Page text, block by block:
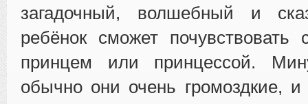
загадочный, волшебный и
ребёнок сможет почувствовать
принцем или принцессой.
обычно они очень громоздкие, и